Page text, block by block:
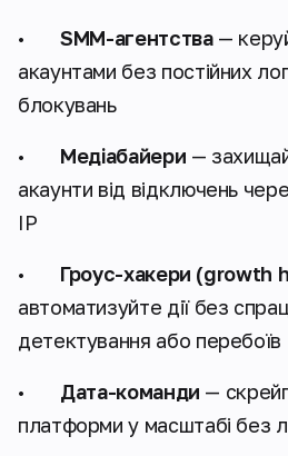
•SMM-агентства—
акаунтами без постійних
блокувань
• Медіабайери —
акаунти від відключень
IP
• Гроус-хакери (growth
автоматизуйте дії без
детектування або перебоїв
• Дата-команди —
платформи у масштабі без